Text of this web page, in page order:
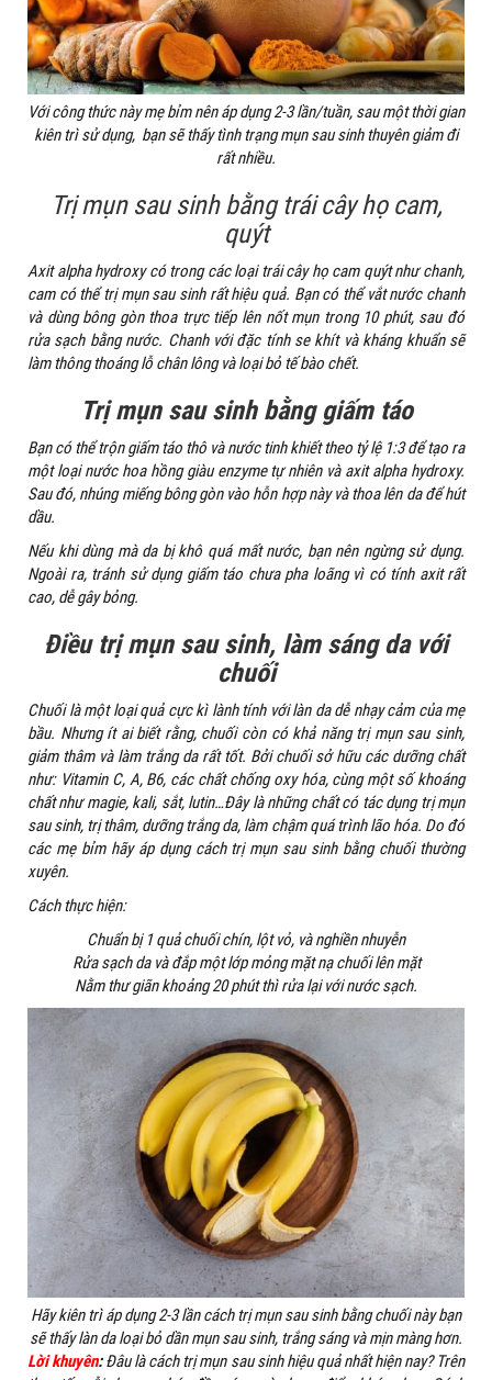
Với công thức này mẹ bỉm nên áp dụng 2-3 lần/tuần, sau một thời gian
kiên trì sử dụng, bạn sẽ thấy tình trạng mụn sau sinh thuyên giảm đi
rất nhiều.
Trị mụn sau sinh bằng trái cây họ cam,
quýt
Axit alpha hydroxy có trong các loại trái cây họ cam quýt như chanh,
cam có thể trị mụn sau sinh rất hiệu quả. Bạn có thể vắt nước chanh
và dùng bông gòn thoa trực tiếp lên nốt mụn trong 10 phút, sau đó
rửa sạch bằng nước. Chanh với đặc tính se khít và kháng khuẩn sẽ
làm thông thoáng lỗ chân lông và loại bỏ tế bào chết.
Trị mụn sau sinh bằng giấm táo
Bạn có thể trộn giấm táo thô và nước tinh khiết theo tỷ lệ 1:3 để tạo ra
một loại nước hoa hồng giàu enzyme tự nhiên và axit alpha hydroxy.
Sau đó, nhúng miếng bông gòn vào hỗn hợp này và thoa lên da để hút
dầu.
Nếu khi dùng mà da bị khô quá mất nước, bạn nên ngừng sử dụng.
Ngoài ra, tránh sử dụng giấm táo chưa pha loãng vì có tính axit rất
cao, dễ gây bỏng.
Điều trị mụn sau sinh, làm sáng da với
chuối
Chuối là một loại quả cực kì lành tính với làn da dễ nhạy cảm của mẹ
bầu. Nhưng ít ai biết rằng, chuối còn có khả năng trị mụn sau sinh,
giảm thâm và làm trắng da rất tốt. Bởi chuối sở hữu các dưỡng chất
như: Vitamin C, A, B6, các chất chống oxy hóa, cùng một số khoáng
chất như magie, kali, sắt, lutin…Đây là những chất có tác dụng trị mụn
sau sinh, trị thâm, dưỡng trắng da, làm chậm quá trình lão hóa. Do đó
các mẹ bỉm hãy áp dụng cách trị mụn sau sinh bằng chuối thường
xuyên.
Cách thực hiện:
Chuẩn bị 1 quả chuối chín, lột vỏ, và nghiền nhuyễn
Rửa sạch da và đắp một lớp mỏng mặt nạ chuối lên mặt
Nằm thư giãn khoảng 20 phút thì rửa lại với nước sạch.
Hãy kiên trì áp dụng 2-3 lần cách trị mụn sau sinh bằng chuối này bạn
sẽ thấy làn da loại bỏ dần mụn sau sinh, trắng sáng và mịn màng hơn.
Lời khuyên:Đâu là cách trị mụn sau sinh hiệu quả nhất hiện nay? Trên